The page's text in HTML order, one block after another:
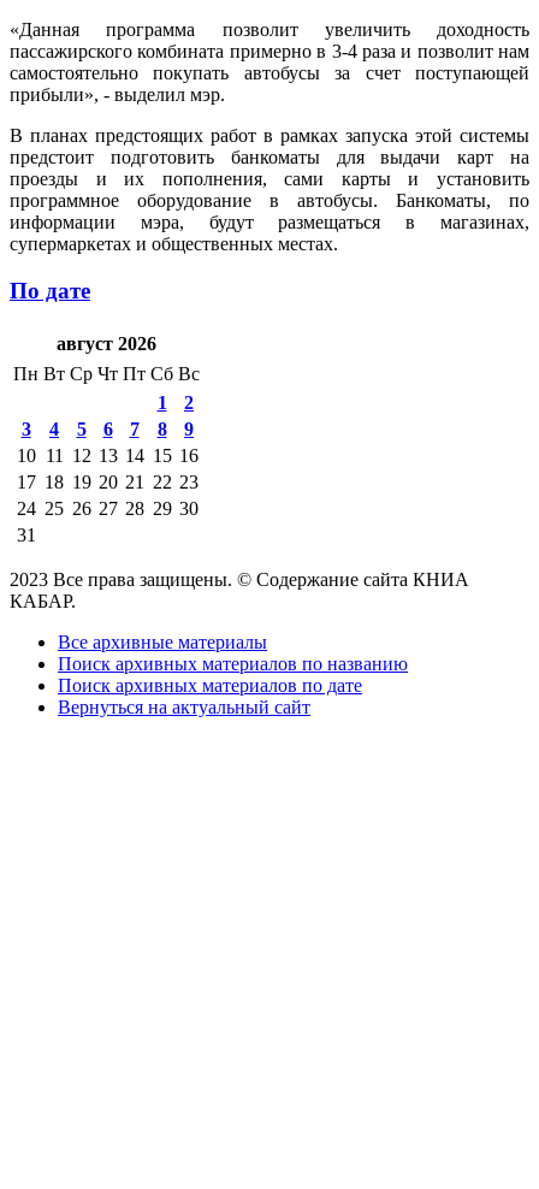
«Данная программа позволит увеличить доходность
пассажирского комбината примерно в 3-4 раза и позволит нам
самостоятельно покупать автобусы за счет поступающей
прибыли», - выделил мэр.
В планах предстоящих работ в рамках запуска этой системы
предстоит подготовить банкоматы для выдачи карт на
проезды и их пополнения, сами карты и установить
программное оборудование в автобусы. Банкоматы, по
информации мэра, будут размещаться в магазинах,
супермаркетах и общественных местах.
По дате
август 2026
Пн Вт Ср Чт Пт Сб Вс
1
2
3
4 5 6 7 8
9
10 11 12 13 14 15 16
17 18 19 20 21 22 23
24 25 26 27 28 29 30
31
2023 Все права защищены. © Содержание сайта КНИА
КАБАР.
Все архивные материалы
Поиск архивных материалов по названию
Поиск архивных материалов по дате
Вернуться на актуальный сайт